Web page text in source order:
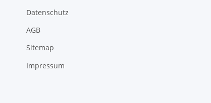
Datenschutz
AGB
Sitemap
Impressum